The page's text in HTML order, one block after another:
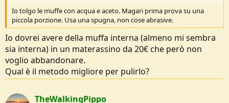
Io tolgo le muffe con acqua e aceto. Magari prima prova su una
piccola porzione. Usa una spugna, non cose abrasive.
Io dovrei avere della muffa interna (almeno mi sembra
sia interna) in un materassino da 20€ che però non
voglio abbandonare.
Qual è il metodo migliore per pulirlo?
TheWalkingPippo